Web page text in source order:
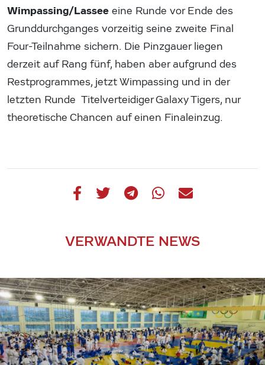
Wimpassing/Lassee eine Runde vor Ende des
Grunddurchganges vorzeitig seine zweite Final
Four-Teilnahme sichern. Die Pinzgauer liegen
derzeit auf Rang fünf, haben aber aufgrund des
Restprogrammes, jetzt Wimpassing und in der
letzten Runde Titelverteidiger Galaxy Tigers, nur
theoretische Chancen auf einen Finaleinzug.
VERWANDTE NEWS